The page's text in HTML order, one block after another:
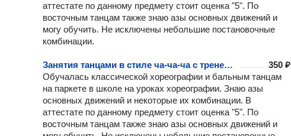
аттестате по данному предмету стоит оценка "5". По
восточным танцам также знаю азы основных движений и
могу обучить. Не исключены небольшие постановочные
комбинации.
Занятия танцами в стиле ча-ча-ча с тренером: индивидуально, разовое занятие
350 ₽
Обучалась классической хореографии и бальным танцам
на паркете в школе на уроках хореографии. Знаю азы
основных движений и некоторые их комбинации. В
аттестате по данному предмету стоит оценка "5". По
восточным танцам также знаю азы основных движений и